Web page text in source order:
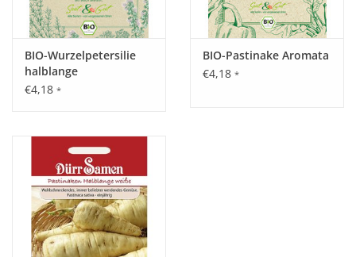
BIO-Wurzelpetersilie
halblange
€4,18 *
BIO-Pastinake Aromata
€4,18 *